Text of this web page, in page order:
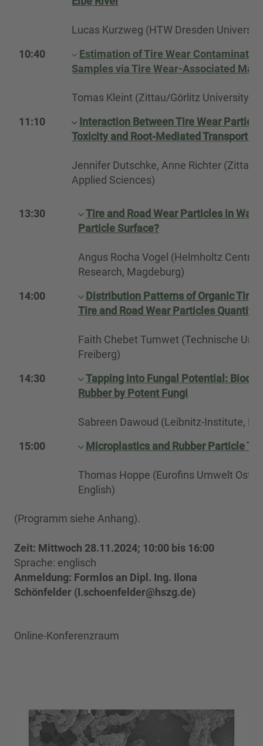
Lucas Kurzweg (HTW Dresden
10:40
Estimation of Tire Wear
Samples via Tire Wear-Associated
Tomas Kleint (Zittau/Görlitz University
11:10
Interaction Between Tire Wear
Toxicity and Root-Mediated Transport
Jennifer Dutschke, Anne Richter (Zittau/
Applied Sciences)
13:30
Tire and Road Wear Particles in
Particle Surface?
Angus Rocha Vogel (Helmholtz Centre
Research, Magdeburg)
14:00
Distribution Patterns of Organic Tire
Tire and Road Wear Particles
Faith Chebet Tumwet (Technische
Freiberg)
14:30
Tapping into Fungal Potential:
Rubber by Potent Fungi
Sabreen Dawoud (Leibnitz-Institute,
15:00
Microplastics and Rubber Particle
Thomas Hoppe (Eurofins Umwelt Ost
English)
(Programm siehe Anhang).
Zeit: Mittwoch 28.11.2024; 10:00 bis 16:00
Sprache: englisch
Anmeldung: Formlos an Dipl. Ing. Ilona
Schönfelder (I.schoenfelder@hszg.de)
Online-Konferenzraum